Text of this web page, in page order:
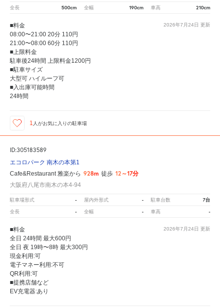
全長 500cm 全幅 190cm 車高 210cm
2026年7月24日 更新
■料金
08:00〜21:00 20分 110円
21:00〜08:00 60分 110円
■上限料金
駐車後24時間 上限料金1200円
■駐車サイズ
大型可 ハイルーフ可
■入出庫可能時間
24時間
1 人がお気に入りの駐車場
ID:305183589
エコロパーク 南木の本第1
Cafe&Restaurant 雅楽から 928m 徒歩 12～17分
大阪府八尾市南木の本4-94
駐車場形式 - 屋内外形式 - 駐車台数 7台
全長 - 全幅 - 車高 -
2026年7月24日 更新
■料金
全日 24時間 最大600円
全日 夜 19時〜8時 最大300円
現金利用:可
電子マネー利用:不可
QR利用:可
■提携店舗など
EV充電器:あり